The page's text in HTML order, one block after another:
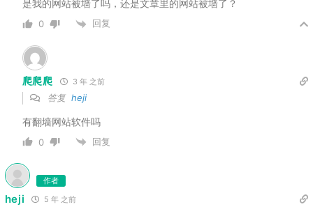
是我的网站被墙了吗，还是文章里的网站被墙了？
0 回复
爬爬爬 3 年 之前
答复 heji
有翻墙网站软件吗
0 回复
作者
heji 5 年 之前